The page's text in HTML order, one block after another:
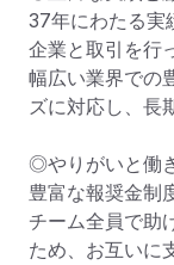
37年にわたる実
企業と取引を行
幅広い業界での
ズに対応し、長
◎やりがいと働
豊富な報奨金制
チーム全員で助
ため、お互いに